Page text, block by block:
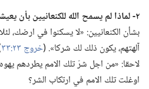
٢-‏ لماذا لم يسمح الله للكنعانيين بأن يعيشوا مع الاسرائيليين؟‏
بشأن الكنعانيين:‏ «لا يسكنوا في ارضك،‏
آلهتهم،‏ يكون ذلك لك شركا».‏ (‏خروج ٢٣:‏٣٣
لاحقا:‏ «من اجل شرّ تلك الامم يطردهم
اوغلت تلك الامم في ارتكاب الشر؟‏